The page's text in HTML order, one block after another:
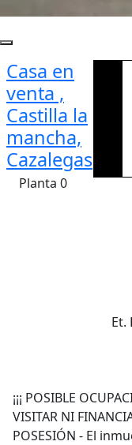
Casa en
venta ,
Castilla la
mancha,
Cazalegas
Planta 0
Et.
¡¡¡ POSIBLE
VISITAR NI
POSESIÓN - El